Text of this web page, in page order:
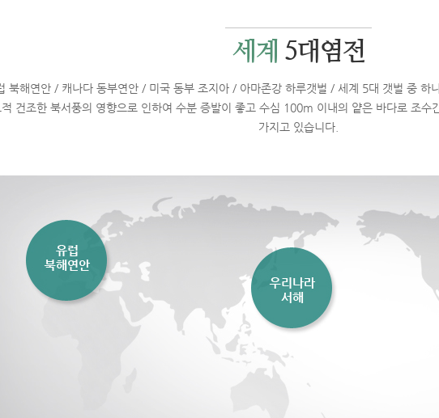
세계 5대염전
북해연안 / 캐나다 동부연안 / 미국 동부 조지아 / 아마존강 하루갯벌 / 세계 5대 갯벌 중 하
건조한 북서풍의 영향으로 인하여 수분 증발이 좋고 수심 100m 이내의 얕은 바다로 조수
가지고 있습니다.